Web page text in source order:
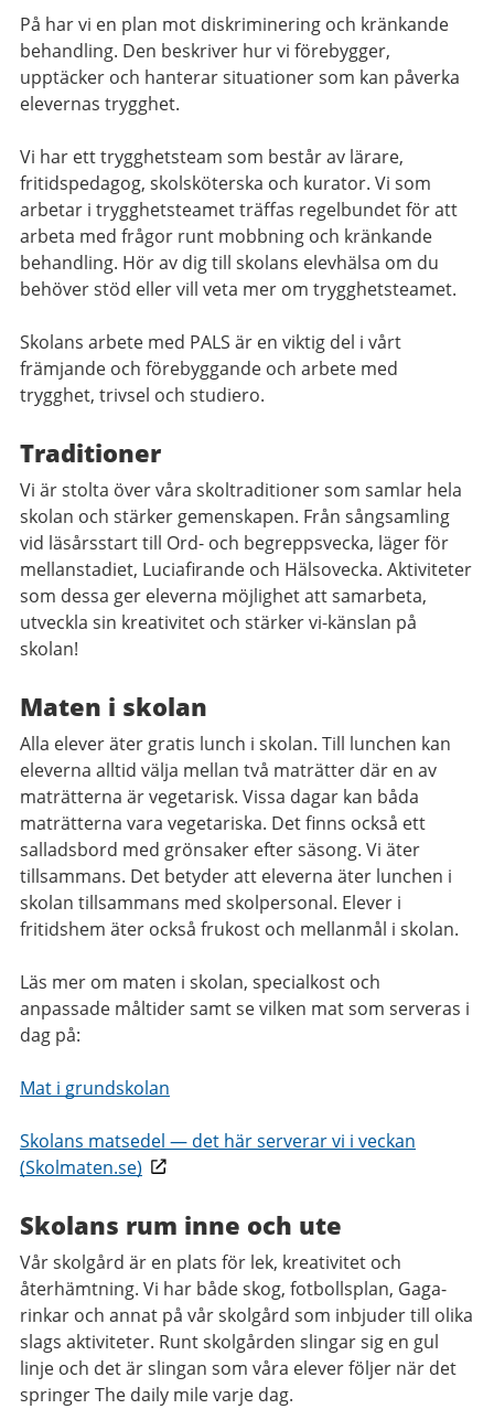
På har vi en plan mot diskriminering och kränkande
behandling. Den beskriver hur vi förebygger,
upptäcker och hanterar situationer som kan påverka
elevernas trygghet.
Vi har ett trygghetsteam som består av lärare,
fritidspedagog, skolsköterska och kurator. Vi som
arbetar i trygghetsteamet träffas regelbundet för att
arbeta med frågor runt mobbning och kränkande
behandling. Hör av dig till skolans elevhälsa om du
behöver stöd eller vill veta mer om trygghetsteamet.
Skolans arbete med PALS är en viktig del i vårt
främjande och förebyggande och arbete med
trygghet, trivsel och studiero.
Traditioner
Vi är stolta över våra skoltraditioner som samlar hela
skolan och stärker gemenskapen. Från sångsamling
vid läsårsstart till Ord- och begreppsvecka, läger för
mellanstadiet, Luciafirande och Hälsovecka. Aktiviteter
som dessa ger eleverna möjlighet att samarbeta,
utveckla sin kreativitet och stärker vi-känslan på
skolan!
Maten i skolan
Alla elever äter gratis lunch i skolan. Till lunchen kan
eleverna alltid välja mellan två maträtter där en av
maträtterna är vegetarisk. Vissa dagar kan båda
maträtterna vara vegetariska. Det finns också ett
salladsbord med grönsaker efter säsong. Vi äter
tillsammans. Det betyder att eleverna äter lunchen i
skolan tillsammans med skolpersonal. Elever i
fritidshem äter också frukost och mellanmål i skolan.
Läs mer om maten i skolan, specialkost och
anpassade måltider samt se vilken mat som serveras i
dag på:
Mat i grundskolan
Skolans matsedel — det här serverar vi i veckan
(Skolmaten.se)
Skolans rum inne och ute
Vår skolgård är en plats för lek, kreativitet och
återhämtning. Vi har både skog, fotbollsplan, Gaga-
rinkar och annat på vår skolgård som inbjuder till olika
slags aktiviteter. Runt skolgården slingar sig en gul
linje och det är slingan som våra elever följer när det
springer The daily mile varje dag.